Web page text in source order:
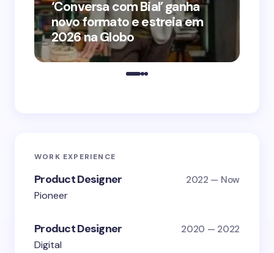
‘Conversa com Bial’ ganha
novo formato e estreia em
2026 na Globo
WORK EXPERIENCE
Product Designer 2022 — Now
Pioneer
Product Designer 2020 — 2022
Digital